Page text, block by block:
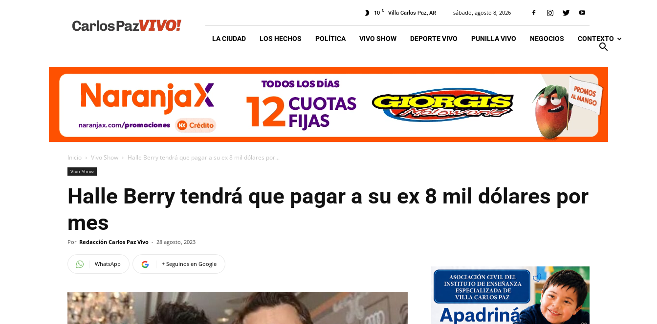
Vivo
10 C Villa Carlos Paz, AR sábado, agosto 8, 2026
LA CIUDAD LOS HECHOS POLÍTICA VIVO SHOW DEPORTE VIVO PUNILLA VIVO NEGOCIOS CONTEXTO
Inicio Vivo Show Halle Berry tendrá que pagar a su ex 8 mil dólares por...
Vivo Show
Halle Berry tendrá que pagar a su ex 8 mil dólares por
mes
Por Redacción Carlos Paz Vivo - 28 agosto, 2023
WhatsApp + Seguinos en Google